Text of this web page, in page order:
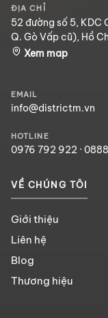
ĐỊA CHỈ
52 đường số 5, KDC
Q. Gò Vấp cũ), Hồ
Xem map
EMAIL
info@districtm.vn
HOTLINE
0976 792 922 ·
VỀ CHÚNG TÔI
Giới thiệu
Liên hệ
Blog
Thương hiệu